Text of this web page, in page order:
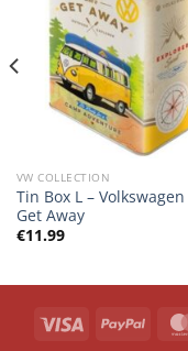
VW COLLECTION
Tin Box L – Volkswagen
Get Away
€11.99